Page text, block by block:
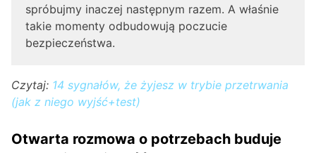
spróbujmy inaczej następnym razem. A właśnie
takie momenty odbudowują poczucie
bezpieczeństwa.
Czytaj: 14 sygnałów, że żyjesz w trybie przetrwania
(jak z niego wyjść+test)
Otwarta rozmowa o potrzebach buduje